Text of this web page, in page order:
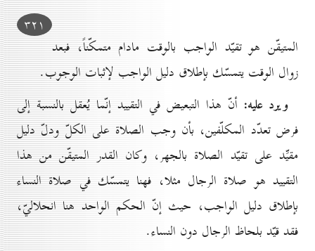
۳۲۱
المتيقّن هو تقيّد الواجب بالوقت مادام متمكّناً، فبعد
زوال الوقت يتمسّك بإطلاق دليل الواجب لإثبات الوجوب.
ويرد عليه: أنّ هذا التبعيض في التقييد إنّما يُعقل بالنسبة إلى
فرض تعدّد المكلّفين، بأن وجب الصلاة على الكلّ ودلّ دليل
مقيِّد على تقيّد الصلاة بالجهر، وكان القدر المتيقّن من هذا
التقييد هو صلاة الرجال مثلا، فهنا يتمسّك في صلاة النساء
بإطلاق دليل الواجب، حيث إنّ الحكم الواحد هنا انحلاليّ،
فقد قيّد بلحاظ الرجال دون النساء.